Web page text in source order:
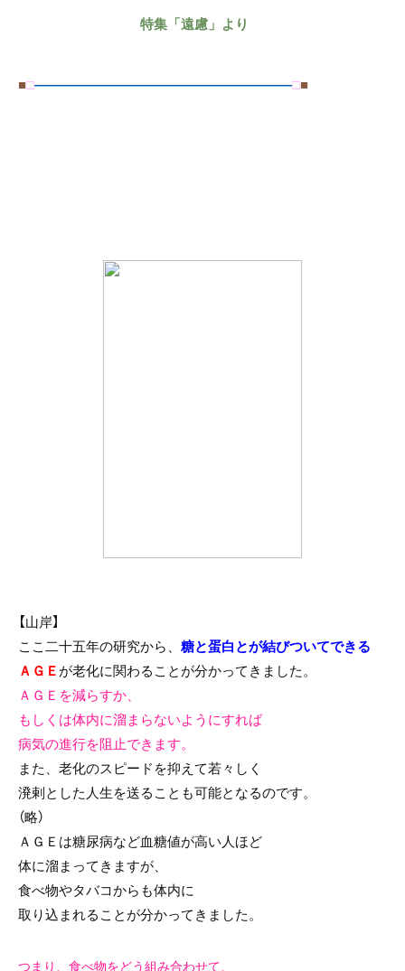
特集「遠慮」より
■□―――――――――――――――――――□■
【山岸】
ここ二十五年の研究から、 糖と蛋白とが結びついてできる
ＡＧＥが老化に関わることが分かってきました。
ＡＧＥを減らすか、
もしくは体内に溜まらないようにすれば
病気の進行を阻止できます。
また、老化のスピードを抑えて若々しく
溌剌とした人生を送ることも可能となるのです。
（略）
ＡＧＥは糖尿病など血糖値が高い人ほど
体に溜まってきますが、
食べ物やタバコからも体内に
取り込まれることが分かってきました。
つまり、食べ物をどう組み合わせて、